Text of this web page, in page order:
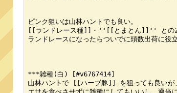
ピンク狙いは山林ハントでも良い。
[[ランドレース種]]・''[[とまとん]]'' との2
ランドレースになったらついでに頭数出荷に役
***雑種(白) [#v6767414]
山林ハントで [[ハーブ豚]] を狙っても良いが